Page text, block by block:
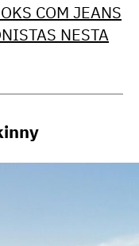
COM JEANS
NESTA